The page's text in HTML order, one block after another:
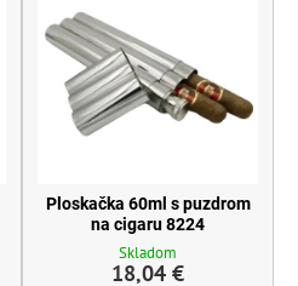
Ploskačka 60ml s puzdrom
na cigaru 8224
Skladom
18,04 €